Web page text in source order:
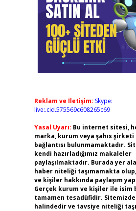
Reklam ve İletişim: Skype:
live:.cid.575569c608265c69
Yasal Uyarı: Bu internet sitesi,
marka, kurum veya şahıs
bağlantısı bulunmamaktadır.
kendi hazırladığımız makaleler
paylaşılmaktadır. Burada yer
haber niteliği taşımamakta
ve kişiler hakkında paylaşım
Gerçek kurum ve kişiler ile isim
tamamen tesadüfidir.
halindedir ve tavsiye niteliği